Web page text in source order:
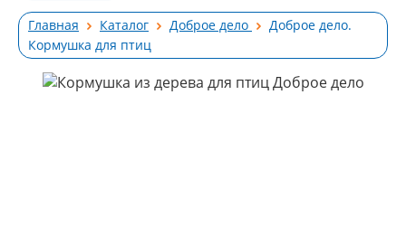
Главная Каталог Доброе дело
Доброе дело.
Кормушка для птиц